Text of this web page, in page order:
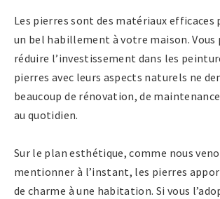
Les pierres sont des matériaux
un bel habillement à votre maison. Vous
réduire l’investissement dans les
pierres avec leurs aspects naturels ne
beaucoup de rénovation, de
au quotidien.
Sur le plan esthétique, comme nous
mentionner à l’instant, les pierres
de charme à une habitation. Si vous